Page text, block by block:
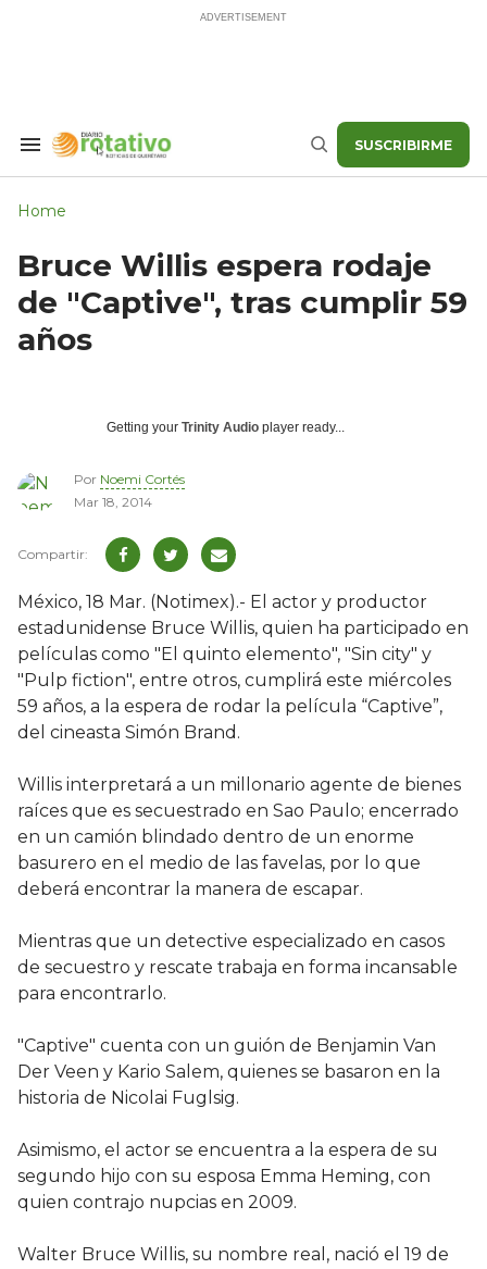
Search
Buscar SUSCRIBIRME
Home
Bruce Willis espera rodaje
de "Captive", tras cumplir 59
años
Getting your Trinity Audio player ready...
Por Noemi Cortés
Mar 18, 2014
México, 18 Mar. (Notimex).- El actor y productor
estadunidense Bruce Willis, quien ha participado en
películas como "El quinto elemento", "Sin city" y
"Pulp fiction", entre otros, cumplirá este miércoles
59 años, a la espera de rodar la película “Captive”,
del cineasta Simón Brand.
Willis interpretará a un millonario agente de bienes
raíces que es secuestrado en Sao Paulo; encerrado
en un camión blindado dentro de un enorme
basurero en el medio de las favelas, por lo que
deberá encontrar la manera de escapar.
Mientras que un detective especializado en casos
de secuestro y rescate trabaja en forma incansable
para encontrarlo.
"Captive" cuenta con un guión de Benjamin Van
Der Veen y Kario Salem, quienes se basaron en la
historia de Nicolai Fuglsig.
Asimismo, el actor se encuentra a la espera de su
segundo hijo con su esposa Emma Heming, con
quien contrajo nupcias en 2009.
Walter Bruce Willis, su nombre real, nació el 19 de